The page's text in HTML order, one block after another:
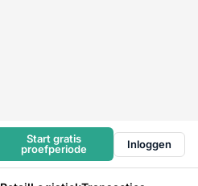
Start gratis
proefperiode
Inloggen